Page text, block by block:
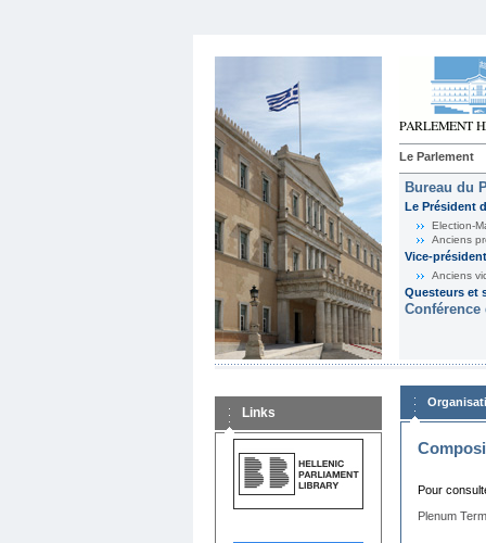
Le Parlement
Bureau du
Le Président
Election-
Anciens
Vice-
Anciens
Questeurs et
Links
Pour
Plenum